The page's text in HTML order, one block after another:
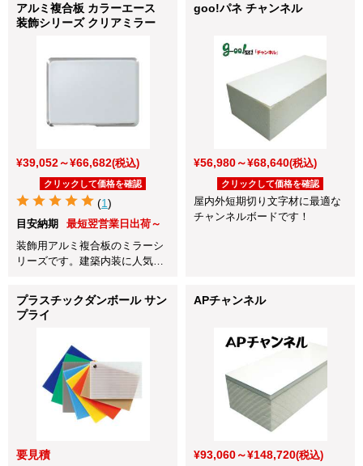
アルミ複合板 カラーエース
装飾シリーズ クリアミラー
¥39,052～¥66,682(税込)
クリックして価格を確認
(1)
目安納期
最短翌営業日出荷～
装飾用アルミ複合板のミラーシ
リーズです。建築内装に人気の
OK！
goo!パネ チャンネル
¥56,980～¥68,640(税込)
クリックして価格を確認
屋内外短期切り文字材に最適な
チャンネルボードです！
プラスチックダンボール サン
プライ
要見積
APチャンネル
¥93,060～¥148,720(税込)